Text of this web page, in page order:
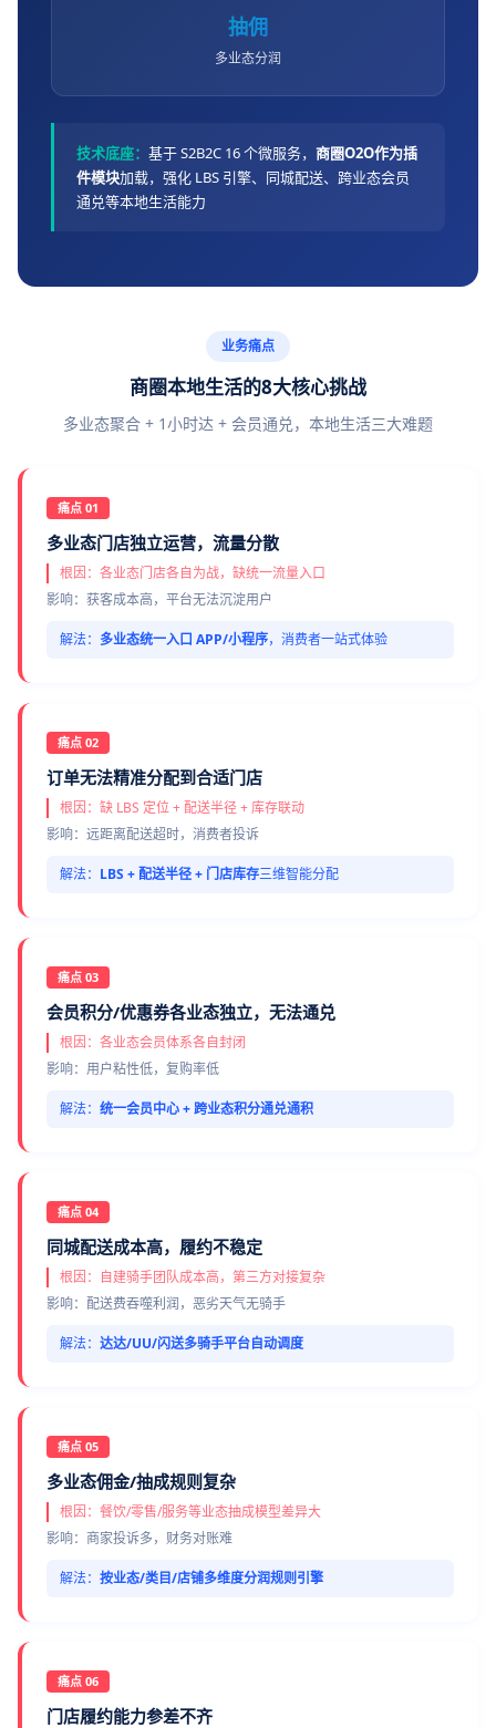
抽佣
多业态分润
技术底座： 基于 S2B2C 16 个微服务， 商圈O2O作为插
件模块加载，强化 LBS 引擎、同城配送、跨业态会员
通兑等本地生活能力
业务痛点
商圈本地生活的8大核心挑战
多业态聚合 + 1小时达 + 会员通兑，本地生活三大难题
痛点 01
多业态门店独立运营，流量分散
根因：各业态门店各自为战，缺统一流量入口
影响：获客成本高，平台无法沉淀用户
解法： 多业态统一入口 APP/小程序，消费者一站式体验
痛点 02
订单无法精准分配到合适门店
根因：缺 LBS 定位 + 配送半径 + 库存联动
影响：远距离配送超时，消费者投诉
解法： LBS + 配送半径 + 门店库存三维智能分配
痛点 03
会员积分/优惠券各业态独立，无法通兑
根因：各业态会员体系各自封闭
影响：用户粘性低，复购率低
解法： 统一会员中心 + 跨业态积分通兑通积
痛点 04
同城配送成本高，履约不稳定
根因：自建骑手团队成本高，第三方对接复杂
影响：配送费吞噬利润，恶劣天气无骑手
解法： 达达/UU/闪送多骑手平台自动调度
痛点 05
多业态佣金/抽成规则复杂
根因：餐饮/零售/服务等业态抽成模型差异大
影响：商家投诉多，财务对账难
解法： 按业态/类目/店铺多维度分润规则引擎
痛点 06
门店履约能力参差不齐